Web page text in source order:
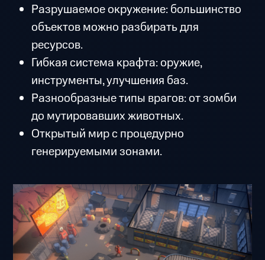
Разрушаемое окружение: большинство
объектов можно разбирать для
ресурсов.
Гибкая система крафта: оружие,
инструменты, улучшения баз.
Разнообразные типы врагов: от зомби
до мутировавших животных.
Открытый мир с процедурно
генерируемыми зонами.